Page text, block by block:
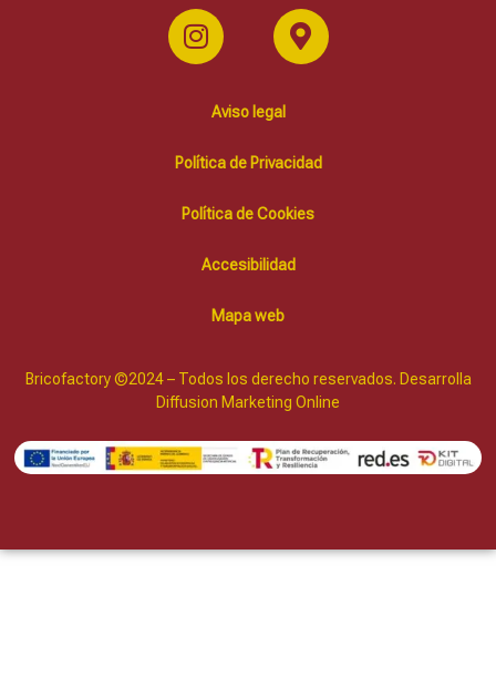
Aviso legal
Política de Privacidad
Política de Cookies
Accesibilidad
Mapa web
Bricofactory ©2024 – Todos los derecho reservados. Desarrolla
Diffusion Marketing Online